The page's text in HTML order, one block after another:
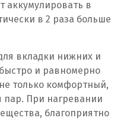
аккумулировать в
в 2 раза больше
вкладки нижних и
и равномерно
только комфортный,
пар. При нагревании
благоприятно